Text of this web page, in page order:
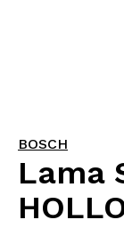
BOSCH
Lama